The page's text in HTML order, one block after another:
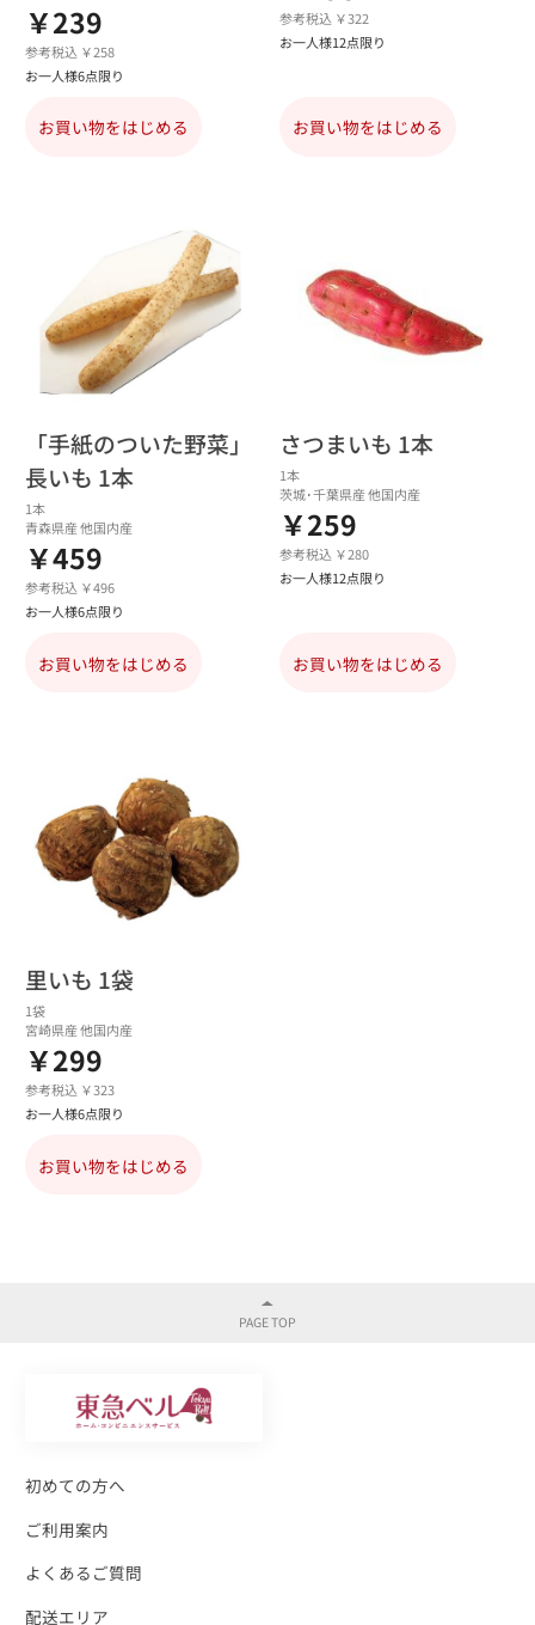
￥239
参考税込 ￥258
お一人様6点限り
お買い物をはじめる
参考税込 ￥322
お一人様12点限り
お買い物をはじめる
「手紙のついた野菜」
長いも 1本
1本
青森県産 他国内産
￥459
参考税込 ￥496
お一人様6点限り
お買い物をはじめる
さつまいも 1本
1本
茨城･千葉県産 他国内産
￥259
参考税込 ￥280
お一人様12点限り
お買い物をはじめる
里いも 1袋
1袋
宮崎県産 他国内産
￥299
参考税込 ￥323
お一人様6点限り
お買い物をはじめる
初めての方へ
ご利用案内
よくあるご質問
配送エリア